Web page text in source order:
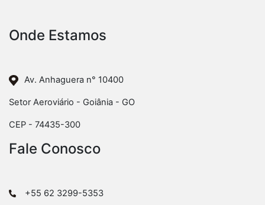
Onde Estamos
Av. Anhaguera n° 10400
Setor Aeroviário - Goiânia - GO
CEP - 74435-300
Fale Conosco
+55 62 3299-5353